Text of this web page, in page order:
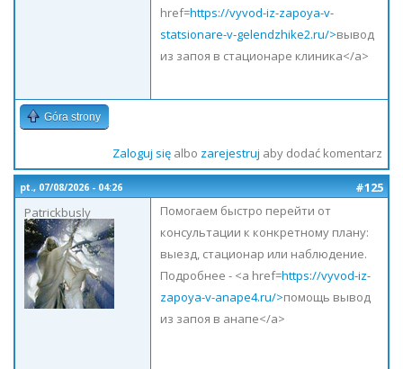
href=https://vyvod-iz-zapoya-v-
statsionare-v-gelendzhike2.ru/>вывод
из запоя в стационаре клиника</a>
Góra strony
Zaloguj sięalbo zarejestruj aby dodać komentarz
pt., 07/08/2026 - 04:26
#125
Patrickbusly
Помогаем быстро перейти от
консультации к конкретному плану:
выезд, стационар или наблюдение.
Подробнее - <a href=https://vyvod-iz-
zapoya-v-anape4.ru/>помощь вывод
из запоя в анапе</a>